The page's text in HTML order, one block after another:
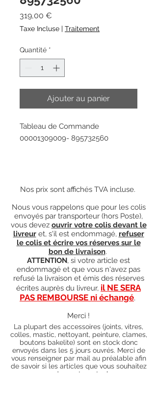
319,00 €
Taxe Incluse | Traitement
Quantité *
Ajouter au panier
Tableau de Commande
00001309009- 895732560
Nos prix sont affichés TVA incluse.
Nous vous rappelons que pour les colis
envoyés par transporteur (hors Poste),
vous devez ouvrir votre colis devant le
livreuret, s'il est endommagé, refuser
le colis et écrire vos réserves sur le
bon de livraison.
ATTENTION, si votre article est
endommagé et que vous n'avez pas
refusé la livraison et émis des réserves
écrites auprès du livreur, il NE SERA
PAS REMBOURSE ni échangé.
Merci !
La plupart des accessoires (joints, vitres,
colles, mastic, nettoyant, peinture, clames,
boutons bakelite) sont en stock donc
envoyés dans les 5 jours ouvrés. Merci de
vous renseigner par mail au préalable afin
de savoir si les articles que vous souhaitez
commander sont en stock ou sur